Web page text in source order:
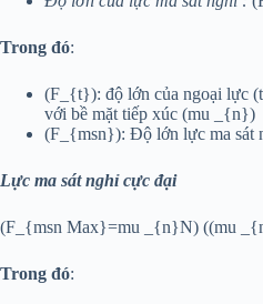
Trong đó:
(F_{t}): độ lớn của ngoại lực
với bề mặt tiếp xúc (mu _{n})
(F_{msn}): Độ lớn lực ma sát
Lực ma sát nghỉ cực đại
(F_{msn Max}=mu _{n}N) ((mu
Trong đó: